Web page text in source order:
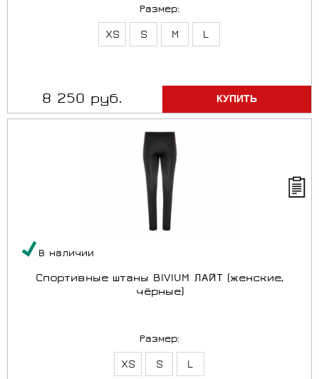
Размер:
XS S M L
8 250 руб.
В наличии
Спортивные штаны BIVIUM ЛАЙТ (женские,
чёрные)
Размер:
XS S L